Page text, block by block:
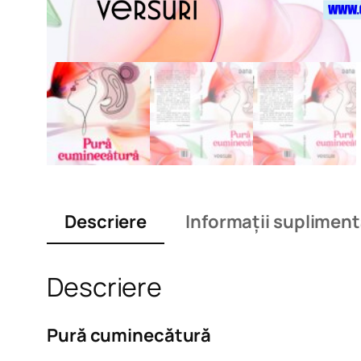
Descriere Informații
Descriere
Pură cuminecătură